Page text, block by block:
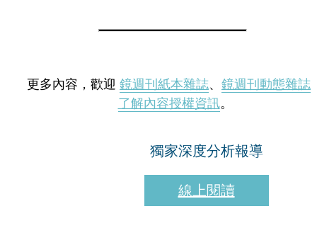
更多內容，歡迎 鏡週刊紙本雜誌、 鏡週刊動態雜誌
了解內容授權資訊。
獨家深度分析報導
線上閱讀